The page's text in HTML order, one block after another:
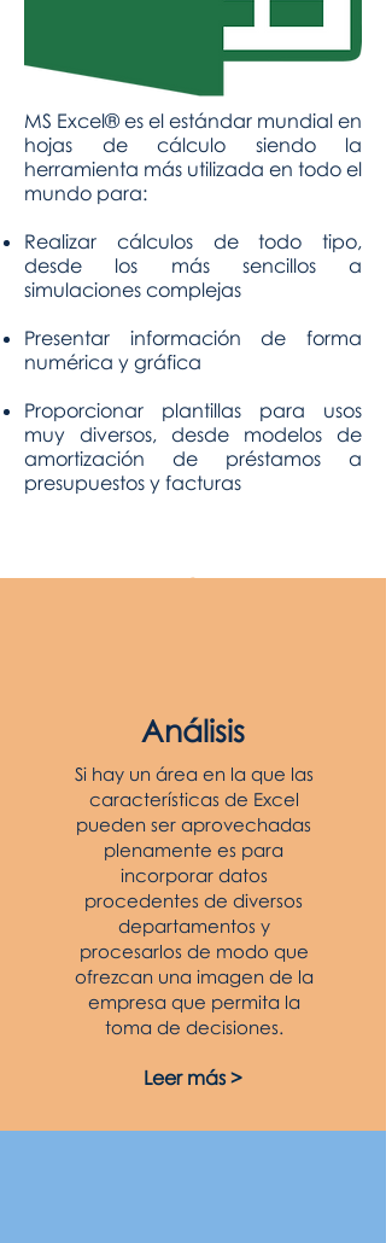
MS Excel® es el estándar mundial en
hojas de cálculo siendo la
herramienta más utilizada en todo el
mundo para:
Realizar cálculos de todo tipo,
desde los más sencillos a
simulaciones complejas
Presentar información de forma
numérica y gráfica
Proporcionar plantillas para usos
muy diversos, desde modelos de
amortización de préstamos a
presupuestos y facturas
Análisis
Si hay un área en la que las
características de Excel
pueden ser aprovechadas
plenamente es para
incorporar datos
procedentes de diversos
departamentos y
procesarlos de modo que
ofrezcan una imagen de la
empresa que permita la
toma de decisiones.
Leer más >